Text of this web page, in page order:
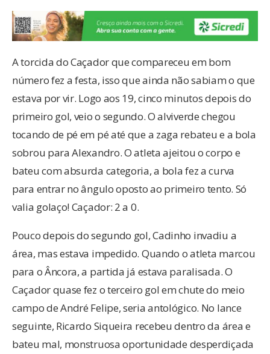
A torcida do Caçador que compareceu em bom
número fez a festa, isso que ainda não sabiam o que
estava por vir. Logo aos 19, cinco minutos depois do
primeiro gol, veio o segundo. O alviverde chegou
tocando de pé em pé até que a zaga rebateu e a bola
sobrou para Alexandro. O atleta ajeitou o corpo e
bateu com absurda categoria, a bola fez a curva
para entrar no ângulo oposto ao primeiro tento. Só
valia golaço! Caçador: 2 a 0.
Pouco depois do segundo gol, Cadinho invadiu a
área, mas estava impedido. Quando o atleta marcou
para o Âncora, a partida já estava paralisada. O
Caçador quase fez o terceiro gol em chute do meio
campo de André Felipe, seria antológico. No lance
seguinte, Ricardo Siqueira recebeu dentro da área e
bateu mal, monstruosa oportunidade desperdiçada